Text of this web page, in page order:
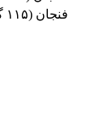
⅔ فنجان (۱۱۵ گرم)